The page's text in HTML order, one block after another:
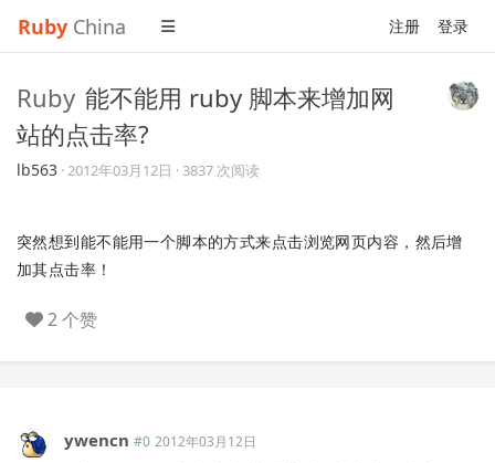
Ruby China 注册 登录
Ruby 能不能用 ruby 脚本来增加网
站的点击率?
lb563 ·2012年03月12日 · 3837 次阅读
突然想到能不能用一个脚本的方式来点击浏览网页内容，然后增
加其点击率！
2 个赞
ywencn #0 2012年03月12日